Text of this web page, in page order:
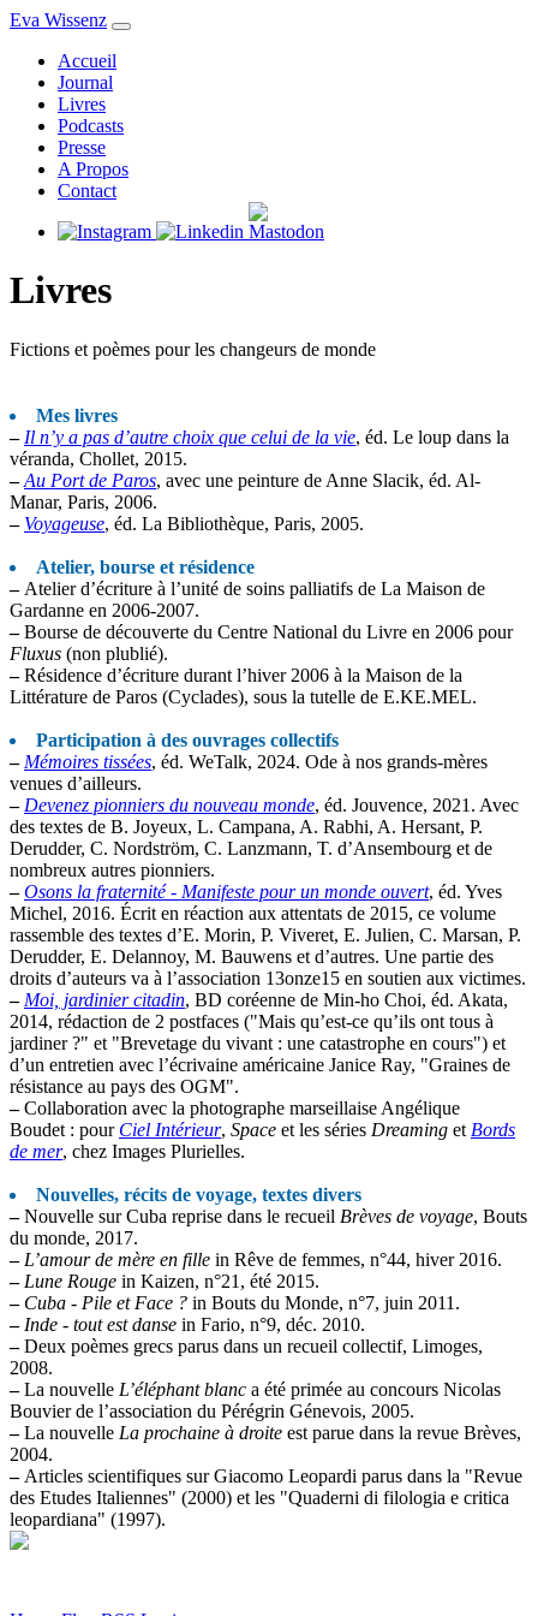
Eva Wissenz
Accueil
Journal
Livres
Podcasts
Presse
A Propos
Contact
Livres
Fictions et poèmes pour les changeurs de monde
Mes livres
– Il n’y a pas d’autre choix que celui de la vie, éd. Le loup dans la
véranda, Chollet, 2015.
– Au Port de Paros, avec une peinture de Anne Slacik, éd. Al-
Manar, Paris, 2006.
– Voyageuse, éd. La Bibliothèque, Paris, 2005.
Atelier, bourse et résidence
–Atelier d’écriture à l’unité de soins palliatifs de La Maison de
Gardanne en 2006-2007.
–Bourse de découverte du Centre National du Livre en 2006 pour
Fluxus (non plublié).
–Résidence d’écriture durant l’hiver 2006 à la Maison de la
Littérature de Paros (Cyclades), sous la tutelle de E.KE.MEL.
Participation à des ouvrages collectifs
– Mémoires tissées, éd. WeTalk, 2024. Ode à nos grands-mères
venues d’ailleurs.
– Devenez pionniers du nouveau monde, éd. Jouvence, 2021. Avec
des textes de B. Joyeux, L. Campana, A. Rabhi, A. Hersant, P.
Derudder, C. Nordström, C. Lanzmann, T. d’Ansembourg et de
nombreux autres pionniers.
– Osons la fraternité - Manifeste pour un monde ouvert, éd. Yves
Michel, 2016. Écrit en réaction aux attentats de 2015, ce volume
rassemble des textes d’E. Morin, P. Viveret, E. Julien, C. Marsan, P.
Derudder, E. Delannoy, M. Bauwens et d’autres. Une partie des
droits d’auteurs va à l’association 13onze15 en soutien aux victimes.
– Moi, jardinier citadin, BD coréenne de Min-ho Choi, éd. Akata,
2014, rédaction de 2 postfaces ("Mais qu’est-ce qu’ils ont tous à
jardiner ?" et "Brevetage du vivant : une catastrophe en cours") et
d’un entretien avec l’écrivaine américaine Janice Ray, "Graines de
résistance au pays des OGM".
–Collaboration avec la photographe marseillaise Angélique
Boudet : pour Ciel Intérieur, Space et les séries Dreaming et Bords
de mer, chez Images Plurielles.
Nouvelles, récits de voyage, textes divers
–Nouvelle sur Cuba reprise dans le recueil Brèves de voyage, Bouts
du monde, 2017.
– L’amour de mère en fille in Rêve de femmes, n°44, hiver 2016.
– Lune Rouge in Kaizen, n°21, été 2015.
– Cuba - Pile et Face ? in Bouts du Monde, n°7, juin 2011.
– Inde - tout est danse in Fario, n°9, déc. 2010.
–Deux poèmes grecs parus dans un recueil collectif, Limoges,
2008.
–La nouvelle L’éléphant blanc a été primée au concours Nicolas
Bouvier de l’association du Pérégrin Génevois, 2005.
–La nouvelle La prochaine à droite est parue dans la revue Brèves,
2004.
–Articles scientifiques sur Giacomo Leopardi parus dans la "Revue
des Etudes Italiennes" (2000) et les "Quaderni di filologia e critica
leopardiana" (1997).